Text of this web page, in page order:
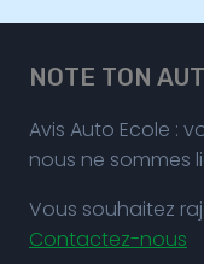
NOTE TON
Avis Auto Ecole :
nous ne sommes
Vous souhaitez
Contactez-nous